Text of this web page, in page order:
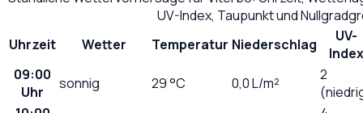
UV-Index, Taupunkt und
Uhrzeit
Wetter Temperatur Niederschlag
UV-
Index
09:00
Uhr
sonnig 29°C 0,0L/m²
2